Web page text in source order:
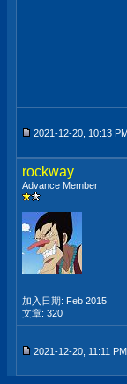
2021-12-20, 10:13
rockway
Advance Member
加入日期: Feb 2015
文章: 320
2021-12-20, 11:11